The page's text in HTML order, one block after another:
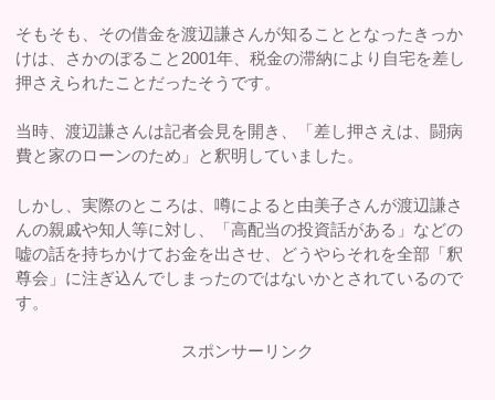
そもそも、その借金を渡辺謙さんが知ることとなったきっか
けは、さかのぼること2001年、税金の滞納により自宅を差し
押さえられたことだったそうです。
当時、渡辺謙さんは記者会見を開き、「差し押さえは、闘病
費と家のローンのため」と釈明していました。
しかし、実際のところは、噂によると由美子さんが渡辺謙さ
んの親戚や知人等に対し、「高配当の投資話がある」などの
嘘の話を持ちかけてお金を出させ、どうやらそれを全部「釈
尊会」に注ぎ込んでしまったのではないかとされているので
す。
スポンサーリンク